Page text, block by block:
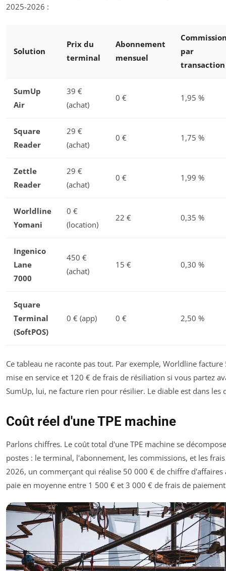
2025-2026 :
Solution
Prix du
terminal
Abonnement
mensuel
par
transaction
SumUp
Air
39 €
(achat)
0 € 1,95 %
Square
Reader
29 €
(achat)
0 € 1,75 %
Zettle
Reader
29 €
(achat)
0 € 1,99 %
Worldline
Yomani
0 €
(location)
22 € 0,35 %
Ingenico
Lane
7000
450 €
(achat)
15 € 0,30 %
Square
Terminal
(SoftPOS)
0 € (app) 0 € 2,50 %
Ce tableau ne raconte pas tout. Par exemple, Worldline
mise en service et 120 € de frais de résiliation si vous partez
SumUp, lui, ne facture rien pour résilier. Le diable est dans les
Coût réel d'une TPE machine
Parlons chiffres. Le coût total d'une TPE machine se
postes : le terminal, l'abonnement, les commissions, et les frais
2026, un commerçant qui réalise 50 000 € de chiffre d'affaires
paie en moyenne entre 1 500 € et 3 000 € de frais de